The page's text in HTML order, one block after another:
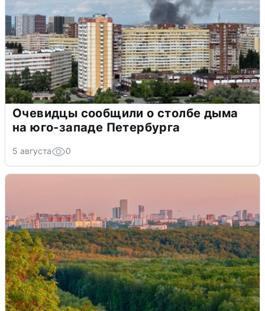
Очевидцы сообщили о столбе дыма
на юго-западе Петербурга
5 августа 0